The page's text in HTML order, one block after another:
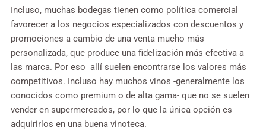
Incluso, muchas bodegas tienen como política comercial
favorecer a los negocios especializados con descuentos y
promociones a cambio de una venta mucho más
personalizada, que produce una fidelización más efectiva a
las marca. Por eso allí suelen encontrarse los valores más
competitivos. Incluso hay muchos vinos -generalmente los
conocidos como premium o de alta gama- que no se suelen
vender en supermercados, por lo que la única opción es
adquirirlos en una buena vinoteca.